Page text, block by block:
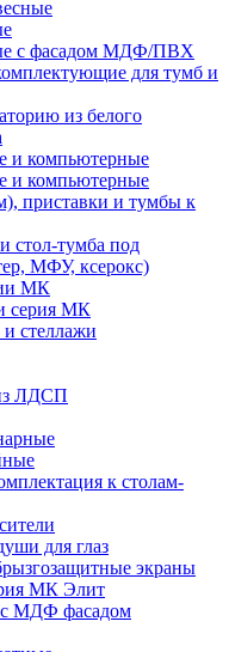
с фасадом МДФ/ПВХ
для тумб и
из белого
и компьютерные
и компьютерные
приставки и тумбы к
стол-тумба под
МФУ, ксерокс)
МК
серия МК
стеллажи
ЛДСП
к столам-
для глаз
экраны
МК Элит
МДФ фасадом